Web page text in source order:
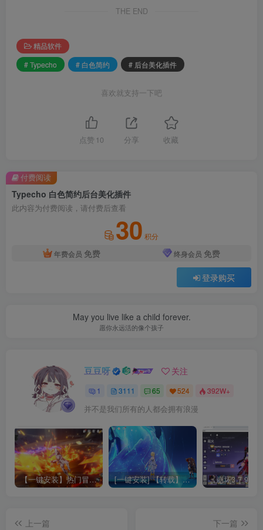
THE END
精品软件
# Typecho
# 白色简约 # 后台美化插件
喜欢就支持一下吧
点赞 10 分享 收藏
Typecho 白色简约后台美化插件
此内容为付费阅读，请付费后查看
30 积分
年费会员 免费 终身会员 免费
登录购买
付费阅读
May you live like a child forever.
愿你永远活的像个孩子
豆豆呀 关注
1 3111 65 524 392W+
并不是我们所有的人都会拥有浪漫
【一键安装】热门冒险策略类游戏崩坏：星穹铁道全新2.3版本一键端+一键代理+一键启动+免虚拟机 [一键安装] 【转载】原神3.4真端服务端+源码+配套客户端+详尽说明+GM工具+源码说明文件
上一篇
下一篇